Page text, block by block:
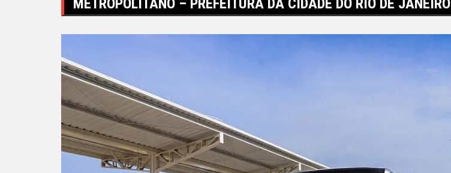
METROPOLITANO – PREFEITURA DA CIDADE DO RIO DE JANEIRO